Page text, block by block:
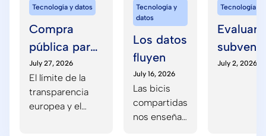
Tecnología y datos
Compra
pública para
acelerar la
IA: más allá
de la
July 27, 2026
El límite de la
transparencia
europea y el
Tecnología y
datos
Los datos
fluyen
July 16, 2026
Las bicis
compartidas
nos enseñan
Tecnología y
Evaluar
con IA:
July 2, 2026